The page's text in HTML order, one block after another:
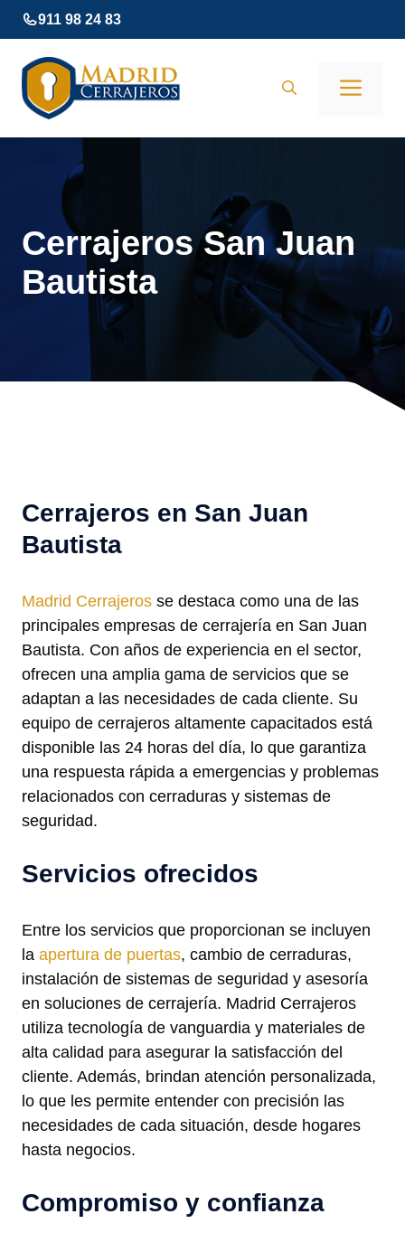
Saltar
al
contenido
911 98 24 83
Cerrajeros San Juan
Bautista
Cerrajeros en San Juan
Bautista
Madrid Cerrajeros se destaca como una de las
principales empresas de cerrajería en San Juan
Bautista. Con años de experiencia en el sector,
ofrecen una amplia gama de servicios que se
adaptan a las necesidades de cada cliente. Su
equipo de cerrajeros altamente capacitados está
disponible las 24 horas del día, lo que garantiza
una respuesta rápida a emergencias y problemas
relacionados con cerraduras y sistemas de
seguridad.
Servicios ofrecidos
Entre los servicios que proporcionan se incluyen
la apertura de puertas, cambio de cerraduras,
instalación de sistemas de seguridad y asesoría
en soluciones de cerrajería. Madrid Cerrajeros
utiliza tecnología de vanguardia y materiales de
alta calidad para asegurar la satisfacción del
cliente. Además, brindan atención personalizada,
lo que les permite entender con precisión las
necesidades de cada situación, desde hogares
hasta negocios.
Compromiso y confianza